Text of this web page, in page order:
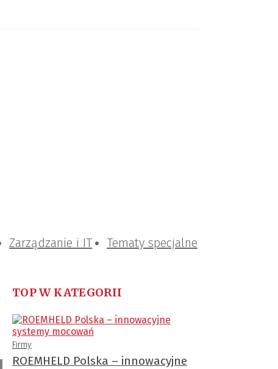
Zarządzanie i IT Tematy specjalne
TOP W KATEGORII
Firmy
ROEMHELD Polska – innowacyjne